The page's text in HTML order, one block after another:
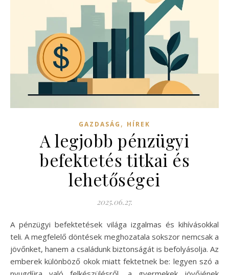
GAZDASÁG , HÍREK
A legjobb pénzügyi
befektetés titkai és
lehetőségei
2025.06.27.
A pénzügyi befektetések világa izgalmas és kihívásokkal
teli. A megfelelő döntések meghozatala sokszor nemcsak a
jövőnket, hanem a családunk biztonságát is befolyásolja. Az
emberek különböző okok miatt fektetnek be: legyen szó a